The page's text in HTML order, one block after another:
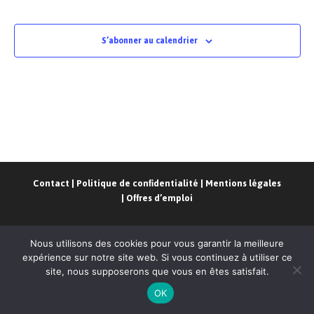
S’abonner au calendrier
Contact | Politique de confidentialité | Mentions légales
| Offres d’emploi
- Conception
Nous utilisons des cookies pour vous garantir la meilleure
expérience sur notre site web. Si vous continuez à utiliser ce
site, nous supposerons que vous en êtes satisfait.
OK